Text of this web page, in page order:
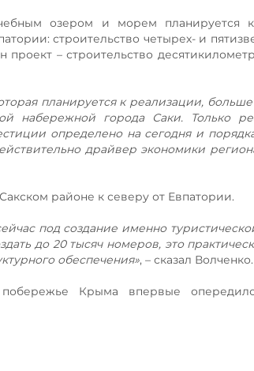
озером и морем планируется
строительство четырех- и
– строительство
планируется к реализации,
набережной города Саки. Только
определено на сегодня и
драйвер экономики
районе к северу от Евпатории.
под создание именно
до 20 тысяч номеров, это
обеспечения», – сказал Волченко.
побережье Крыма впервые